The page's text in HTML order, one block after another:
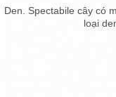
Den. Spectabile cây có
loại